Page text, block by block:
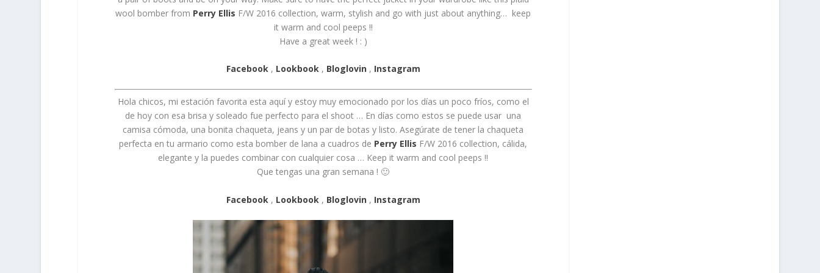
wool bomber from Perry Ellis F/W 2016 collection, warm, stylish and go with just about anything… keep
it warm and cool peeps !!
Have a great week ! : )
Facebook, Lookbook, Bloglovin, Instagram
Hola chicos, mi estación favorita esta aquí y estoy muy emocionado por los días un poco fríos, como el
de hoy con esa brisa y soleado fue perfecto para el shoot … En días como estos se puede usar una
camisa cómoda, una bonita chaqueta, jeans y un par de botas y listo. Asegúrate de tener la chaqueta
perfecta en tu armario como esta bomber de lana a cuadros de Perry Ellis F/W 2016 collection, cálida,
elegante y la puedes combinar con cualquier cosa … Keep it warm and cool peeps !!
Que tengas una gran semana ! 🙂
Facebook , Lookbook , Bloglovin, Instagram